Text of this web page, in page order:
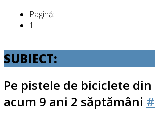
Pagină:
1
SUBIECT:
Pe pistele de biciclete din
acum 9 ani 2 săptămâni